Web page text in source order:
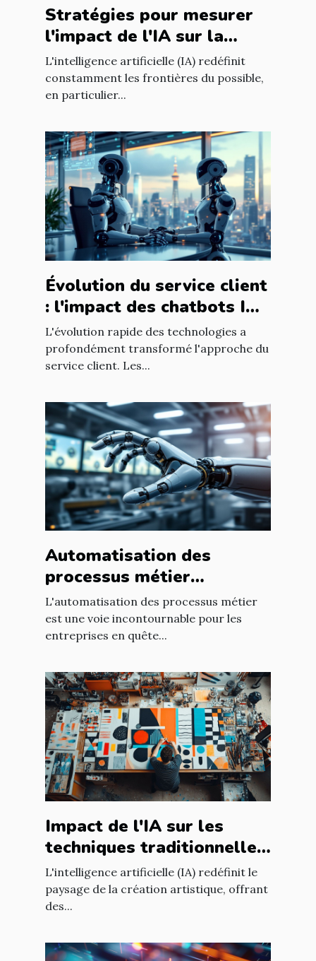
Stratégies pour mesurer
l'impact de l'IA sur la
qualité du contenu en
ligne
L'intelligence artificielle (IA) redéfinit
constamment les frontières du possible,
en particulier...
Évolution du service client
: l'impact des chatbots IA
sur l'expérience utilisateur
L'évolution rapide des technologies a
profondément transformé l'approche du
service client. Les...
Automatisation des
processus métier
comment transformer
votre entreprise
L'automatisation des processus métier
est une voie incontournable pour les
entreprises en quête...
Impact de l'IA sur les
techniques traditionnelles
de création artistique
L'intelligence artificielle (IA) redéfinit le
paysage de la création artistique, offrant
des...